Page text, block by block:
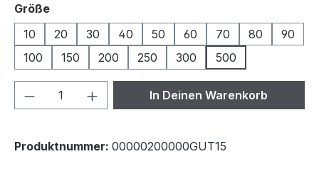
Größeauswählen
10
20 30 40 50 60 70 80
90
100
150 200 250 300 500
Produkt Anzahl: Gib denIn Deinen Warenkorb
Produktnummer: 00000200000GUT15